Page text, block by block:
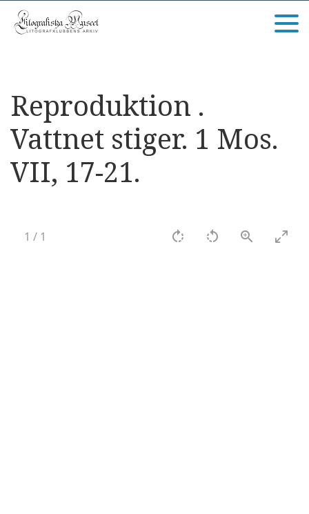
Reproduktion .
Vattnet stiger. 1 Mos.
VII, 17-21.
1 / 1